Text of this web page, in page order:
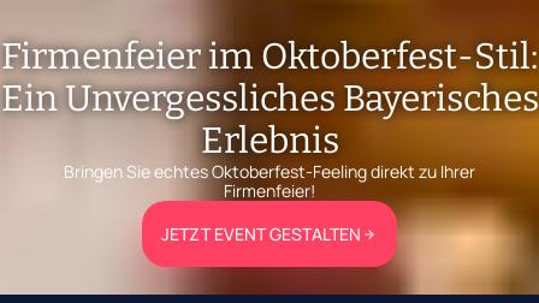
Firmenfeier im Oktoberfest-Stil:
Ein Unvergessliches Bayerisches
Erlebnis
Bringen Sie echtes Oktoberfest-Feeling direkt zu Ihrer
Firmenfeier!
JETZT EVENT GESTALTEN